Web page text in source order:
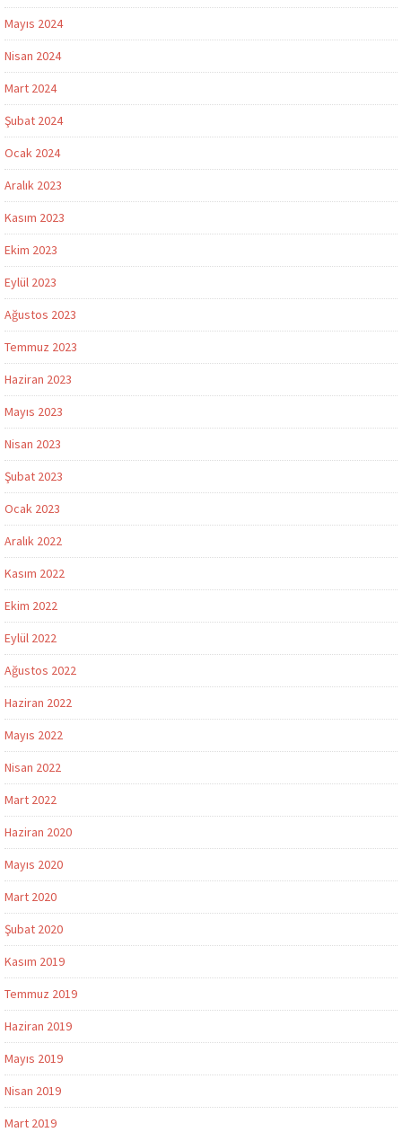
Mayıs 2024
Nisan 2024
Mart 2024
Şubat 2024
Ocak 2024
Aralık 2023
Kasım 2023
Ekim 2023
Eylül 2023
Ağustos 2023
Temmuz 2023
Haziran 2023
Mayıs 2023
Nisan 2023
Şubat 2023
Ocak 2023
Aralık 2022
Kasım 2022
Ekim 2022
Eylül 2022
Ağustos 2022
Haziran 2022
Mayıs 2022
Nisan 2022
Mart 2022
Haziran 2020
Mayıs 2020
Mart 2020
Şubat 2020
Kasım 2019
Temmuz 2019
Haziran 2019
Mayıs 2019
Nisan 2019
Mart 2019